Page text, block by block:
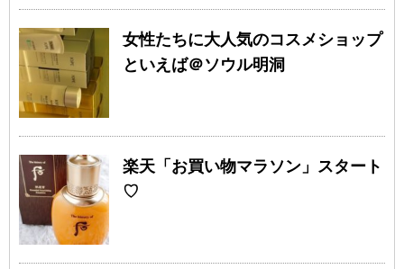
女性たちに大人気のコスメショップ
といえば＠ソウル明洞
楽天「お買い物マラソン」スタート
♡